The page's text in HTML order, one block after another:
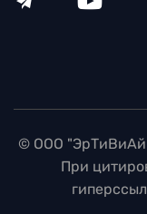
© ООО "ЭрТиВиАй
При